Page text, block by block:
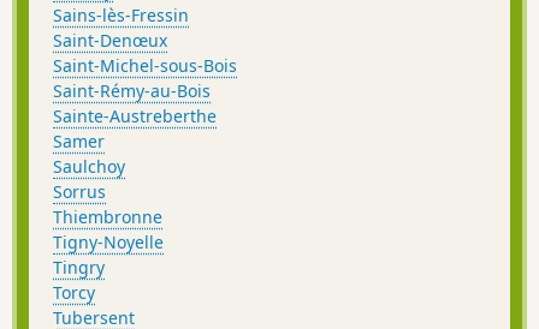
Sains-lès-Fressin
Saint-Denœux
Saint-Michel-sous-Bois
Saint-Rémy-au-Bois
Sainte-Austreberthe
Samer
Saulchoy
Sorrus
Thiembronne
Tigny-Noyelle
Tingry
Torcy
Tubersent